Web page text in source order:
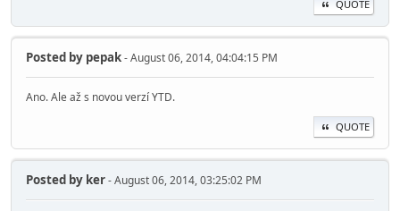
QUOTE
Posted by pepak- August 06, 2014, 04:04:15 PM
Ano. Ale až s novou verzí YTD.
QUOTE
Posted by ker- August 06, 2014, 03:25:02 PM